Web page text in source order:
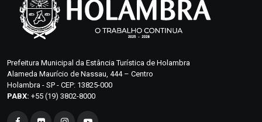
Prefeitura Municipal da Estância Turística de Holambra
Alameda Maurício de Nassau, 444 – Centro
Holambra - SP - CEP: 13825-000
PABX: +55 (19) 3802-8000